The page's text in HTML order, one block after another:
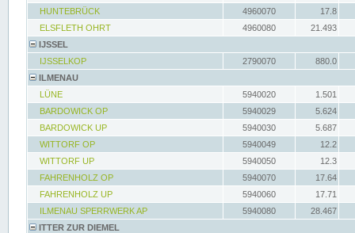
HUNTEBRÜCK
4960070
17.8
ELSFLETH OHRT
4960080
21.493
IJSSEL
IJSSELKOP
2790070
880.0
ILMENAU
LÜNE
5940020
1.501
BARDOWICK OP
5940029
5.624
BARDOWICK UP
5940030
5.687
WITTORF OP
5940049
12.2
WITTORF UP
5940050
12.3
FAHRENHOLZ OP
5940070
17.64
FAHRENHOLZ UP
5940060
17.71
ILMENAU SPERRWERK AP
5940080
28.467
ITTER ZUR DIEMEL